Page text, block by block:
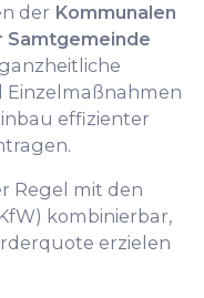
der Kommunalen
Samtgemeinde
Einzelmaßnahmen
effizienter
Regel mit den
kombinierbar,
erzielen